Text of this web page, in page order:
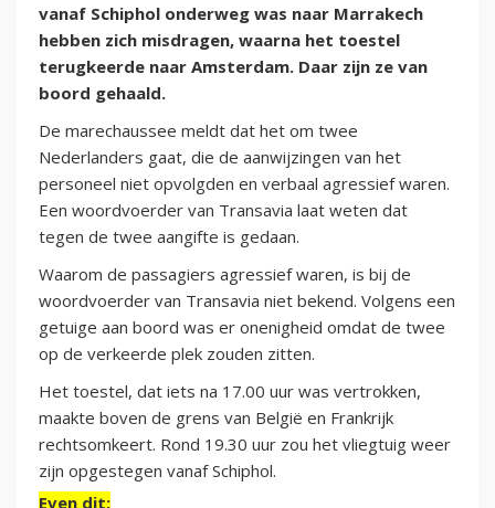
vanaf Schiphol onderweg was naar Marrakech
hebben zich misdragen, waarna het toestel
terugkeerde naar Amsterdam. Daar zijn ze van
boord gehaald.
De marechaussee meldt dat het om twee
Nederlanders gaat, die de aanwijzingen van het
personeel niet opvolgden en verbaal agressief waren.
Een woordvoerder van Transavia laat weten dat
tegen de twee aangifte is gedaan.
Waarom de passagiers agressief waren, is bij de
woordvoerder van Transavia niet bekend. Volgens een
getuige aan boord was er onenigheid omdat de twee
op de verkeerde plek zouden zitten.
Het toestel, dat iets na 17.00 uur was vertrokken,
maakte boven de grens van België en Frankrijk
rechtsomkeert. Rond 19.30 uur zou het vliegtuig weer
zijn opgestegen vanaf Schiphol.
Even dit: